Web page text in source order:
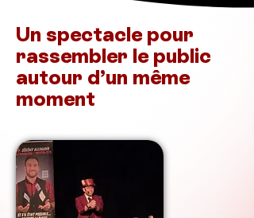
Un spectacle pour
rassembler le public
autour d’un même
moment